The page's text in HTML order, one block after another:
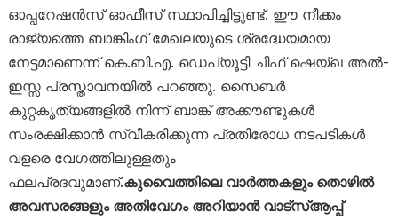
ഓപ്പറേഷൻസ് ഓഫീസ് സ്ഥാപിച്ചിട്ടുണ്ട്. ഈ നീക്കം
രാജ്യത്തെ ബാങ്കിംഗ് മേഖലയുടെ ശ്രദ്ധേയമായ
നേട്ടമാണെന്ന് കെ.ബി.എ. ഡെപ്യൂട്ടി ചീഫ് ഷെയ്ഖ അൽ-
ഇസ്സ പ്രസ്താവനയിൽ പറഞ്ഞു. സൈബർ
കുറ്റകൃത്യങ്ങളിൽ നിന്ന് ബാങ്ക് അക്കൗണ്ടുകൾ
സംരക്ഷിക്കാൻ സ്വീകരിക്കുന്ന പ്രതിരോധ നടപടികൾ
വളരെ വേഗത്തിലുള്ളതും
ഫലപ്രദവുമാണ്.കുവൈത്തിലെ വാർത്തകളും തൊഴിൽ
അവസരങ്ങളും അതിവേഗം അറിയാൻ വാട്സ്ആപ്പ്